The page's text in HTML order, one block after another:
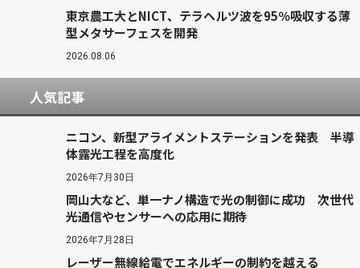
東京農工大とNICT、テラヘルツ波を95％吸収する薄
型メタサーフェスを開発
2026.08.06
人気記事
ニコン、新型アライメントステーションを発表 半導
体露光工程を高度化
2026年7月30日
岡山大など、単一ナノ構造で光の制御に成功 次世代
光通信やセンサーへの応用に期待
2026年7月28日
レーザー無線給電でエネルギーの制約を越える